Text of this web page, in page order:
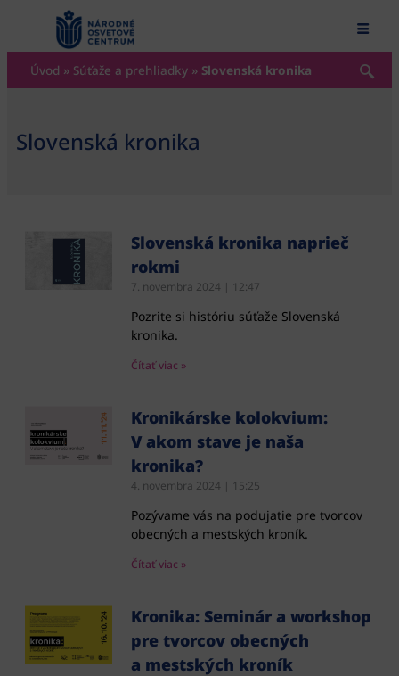
content
Úvod » Súťaže a prehliadky » Slovenská kronika
Slovenská kronika
Slovenská kronika naprieč
rokmi
7. novembra 2024 12:47
Pozrite si históriu súťaže Slovenská
kronika.
Čítať viac »
Kronikárske kolokvium:
V akom stave je naša
kronika?
4. novembra 2024 15:25
Pozývame vás na podujatie pre tvorcov
obecných a mestských kroník.
Čítať viac »
Kronika: Seminár a workshop
pre tvorcov obecných
a mestských kroník